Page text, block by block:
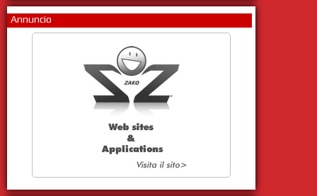
Annuncio